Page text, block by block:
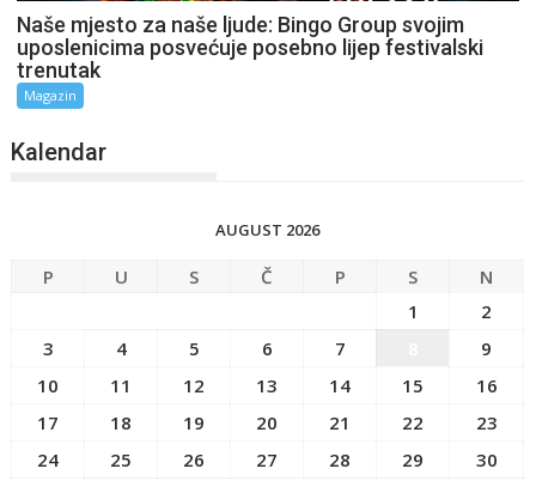
Naše mjesto za naše ljude: Bingo Group svojim
uposlenicima posvećuje posebno lijep festivalski
trenutak
Magazin
Kalendar
AUGUST 2026
P U S Č P S
N
1
2
3
4 5 6 7
9
10
11 12 13 14 15
16
17
18 19 20 21 22
23
24
25 26 27 28 29
30